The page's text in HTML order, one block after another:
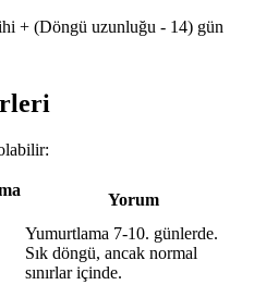
+ (Döngü uzunluğu - 14) gün
Yorum
Yumurtlama 7-10. günlerde.
Sık döngü, ancak normal
sınırlar içinde.